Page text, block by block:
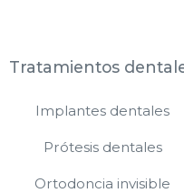
Tratamientos
Implantes dentales
Prótesis dentales
Ortodoncia invisible